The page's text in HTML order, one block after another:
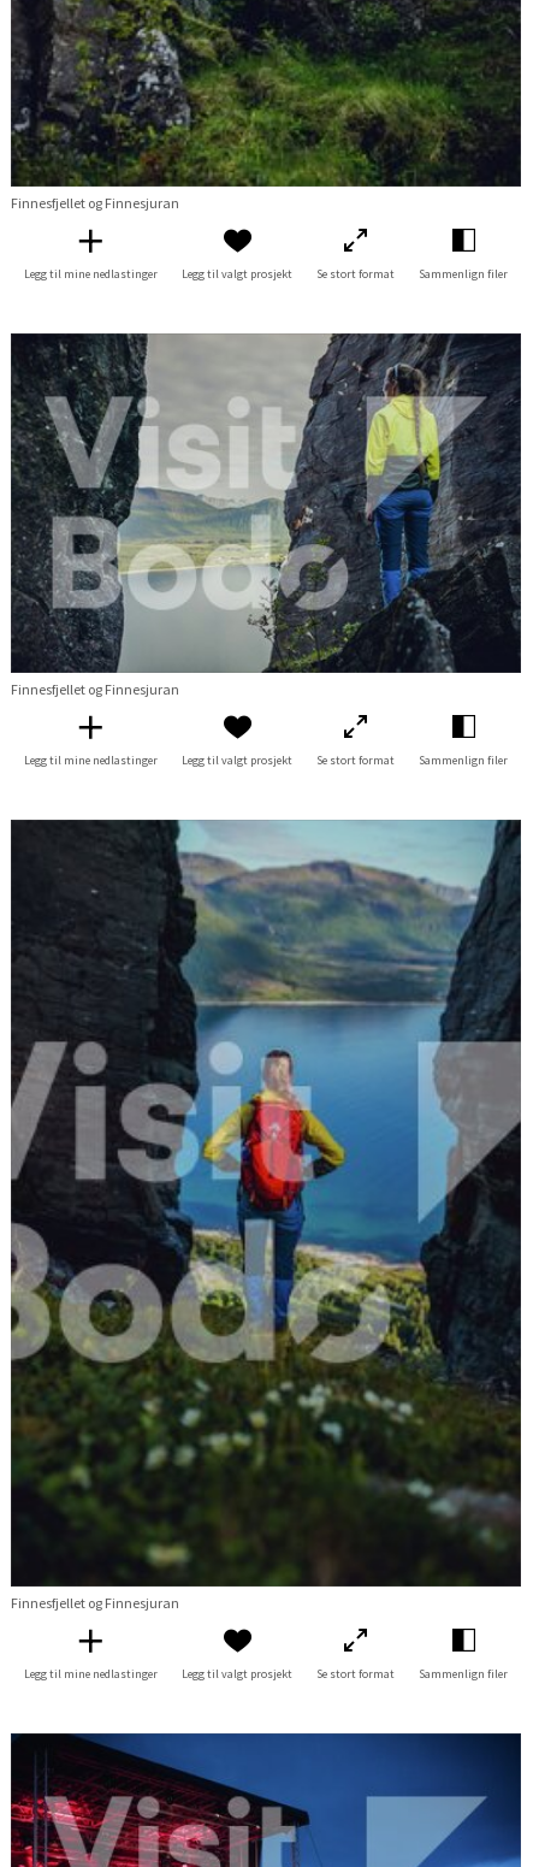
Finnesfjellet og Finnesjuran
Legg til mine nedlastinger Legg til valgt prosjekt Se stort format Sammenlign filer
Finnesfjellet og Finnesjuran
Legg til mine nedlastinger Legg til valgt prosjekt Se stort format Sammenlign filer
Finnesfjellet og Finnesjuran
Legg til mine nedlastinger Legg til valgt prosjekt Se stort format Sammenlign filer